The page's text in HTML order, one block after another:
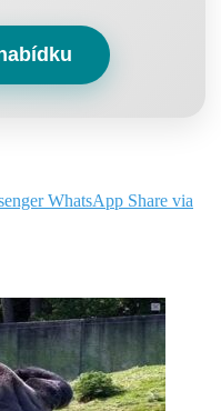
WhatsApp Share via